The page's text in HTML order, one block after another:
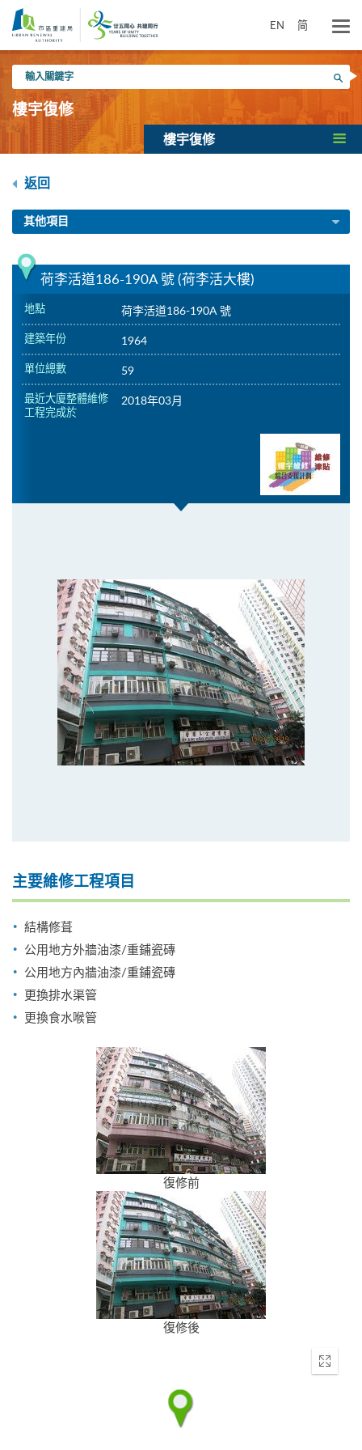
內
EN 简
入
關
鍵
搜尋
樓宇復修
樓宇復修
返回
其他項目
荷李活道186-190A 號 (荷李活大樓)
地點 荷李活道186-190A 號
建築年份 1964
單位總數 59
最近大廈整體維修
工程完成於
2018年03月
主要維修工程項目
結構修葺
公用地方外牆油漆/重鋪瓷磚
公用地方內牆油漆/重鋪瓷磚
更換排水渠管
更換食水喉管
復修前
復修後
Enter